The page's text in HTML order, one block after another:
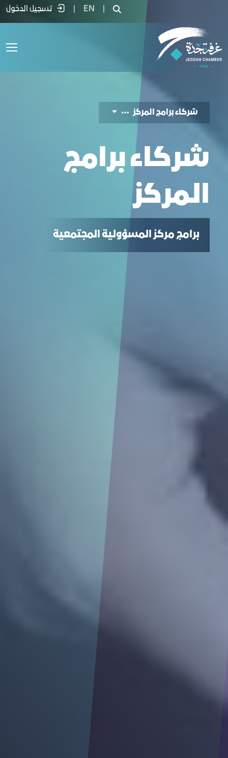
شركاء البرنامج - غرفة جدةEN تسجيل الدخول
شركاء برامج المركز
شركاء برامج
المركز
برامج مركز المسؤولية المجتمعية